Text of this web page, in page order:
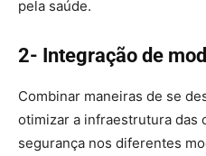
pela saúde.
2- Integração de
Combinar maneiras de se
otimizar a infraestrutura das
segurança nos diferentes